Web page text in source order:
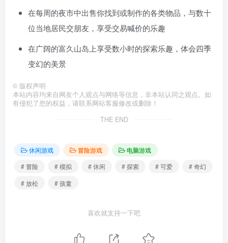
在每周的夜市中出售你找到或制作的各类物品，与数十
位当地居民交朋友，享受交易喊价的乐趣
在广阔的富久山岛上享受数小时的探索乐趣，体会四季
变幻的美景
© 版权声明
本站内容均来自网友个人观点与网络等信息，非本站认同之观点。如
有侵犯了您的权益，请联系网站客服修改或删除！
THE END
休闲游戏 冒险游戏
电脑游戏
# 冒险
# 模拟 # 休闲 # 探索 # 可爱
# 奇幻
# 放松
# 孩童
喜欢就支持一下吧